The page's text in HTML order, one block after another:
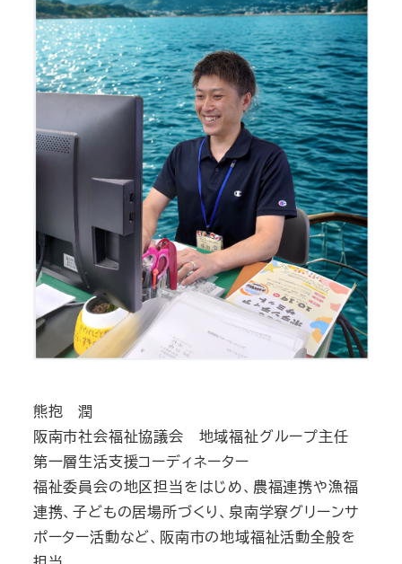
熊抱 潤
阪南市社会福祉協議会 地域福祉グループ主任
第一層生活支援コーディネーター
福祉委員会の地区担当をはじめ、農福連携や漁福
連携、子どもの居場所づくり、泉南学寮グリーンサ
ポーター活動など、阪南市の地域福祉活動全般を